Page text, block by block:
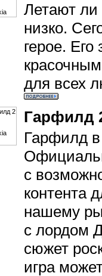
Летают ли
низко.
герое. Его
для всех
Гарфилд
Гарфилд
с
контента
нашему
с лордом
сюжет
игра